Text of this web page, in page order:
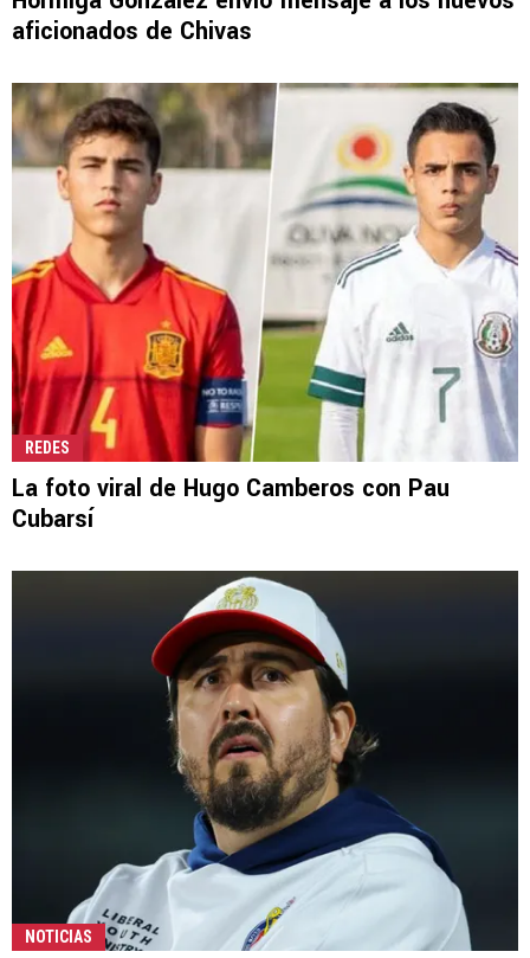
aficionados de Chivas
REDES
La foto viral de Hugo Camberos con Pau
Cubarsí
NOTICIAS